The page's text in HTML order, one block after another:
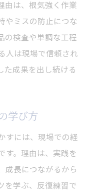
由は、根気強く作業
やミスの防止につな
の検査や単調な工程
人は現場で信頼され
た成果を出し続ける
学び方
すには、現場での経
す。理由は、実践を
成長につながるから
を学ぶ、反復練習で